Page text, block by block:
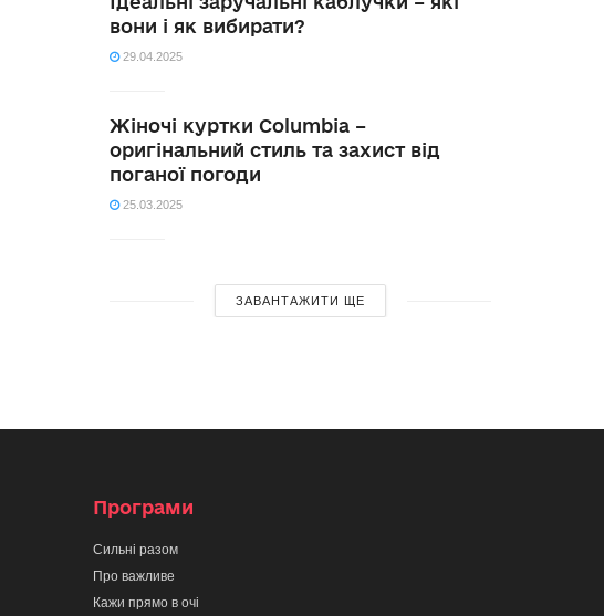
вони і як вибирати?
29.04.2025
Жіночі куртки Columbia –
оригінальний стиль та захист від
поганої погоди
25.03.2025
ЗАВАНТАЖИТИ ЩЕ
Програми
Сильні разом
Про важливе
Кажи прямо в очі